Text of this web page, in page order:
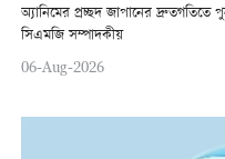
অ্যানিমের প্রচ্ছদ জাপানের দ্রুতগতিতে
সিএমজি সম্পাদকীয়
06-Aug-2026